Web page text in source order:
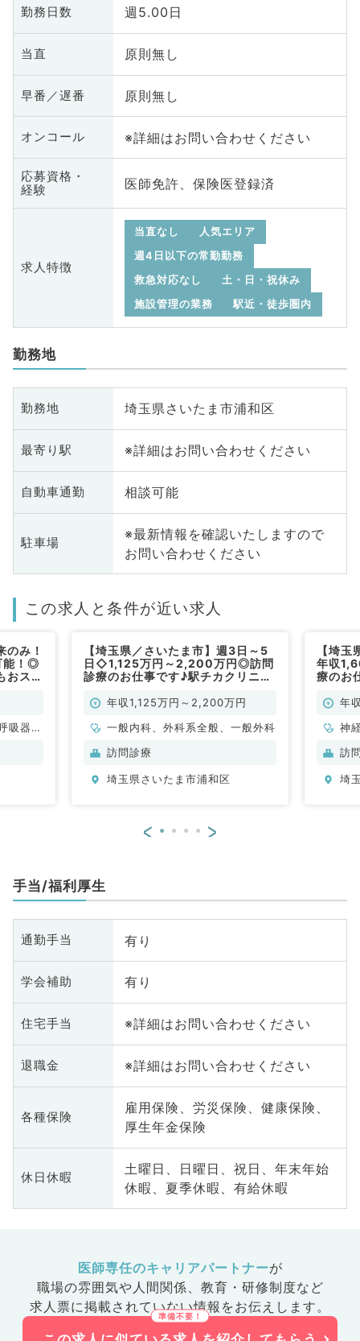
勤務日数 週5.00日
当直 原則無し
早番／遅番 原則無し
オンコール ※詳細はお問い合わせください
応募資格・
経験
医師免許、保険医登録済
求人特徴
当直なし
人気エリア
週4日以下の常勤勤務
救急対応なし
土・日・祝休み
施設管理の業務
駅近・徒歩圏内
勤務地
勤務地 埼玉県さいたま市浦和区
最寄り駅 ※詳細はお問い合わせください
自動車通勤 相談可能
駐車場
※最新情報を確認いたしますので
お問い合わせください
この求人と条件が近い求人
のみ！
能！◎
おスス
吸器内
【埼玉県／さいたま市】週3日～5
日◇1,125万円～2,200万円◎訪問
診療のお仕事です♪駅チカクリニッ
／常勤）
年収1,125万円～2,200万円
一般内科、外科系全般、一般外科
訪問診療
埼玉県さいたま市浦和区
【埼
年収
療のお
科系／
年
神
科
内
訪
埼
< >
手当/福利厚生
通勤手当 有り
学会補助 有り
住宅手当 ※詳細はお問い合わせください
退職金 ※詳細はお問い合わせください
各種保険
雇用保険、労災保険、健康保険、
厚生年金保険
休日休暇
土曜日、日曜日、祝日、年末年始
休暇、夏季休暇、有給休暇
医師専任のキャリアパートナーが
職場の雰囲気や人間関係、 教育・研修制度など
求人票に掲載されていない情報をお伝えします。